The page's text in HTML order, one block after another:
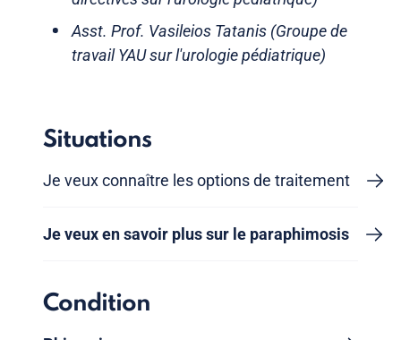
Asst. Prof. Vasileios Tatanis (Groupe de
travail YAU sur l'urologie pédiatrique)
Situations
Je veux connaître les options de traitement
Je veux en savoir plus sur le paraphimosis
Condition